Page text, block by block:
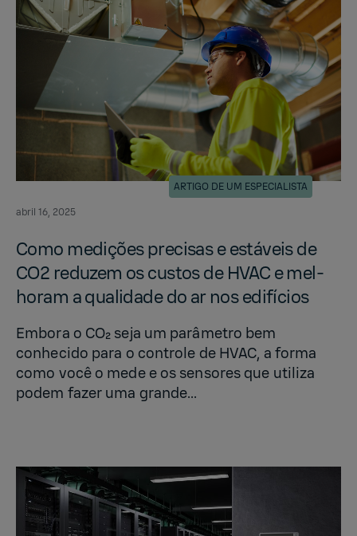
abril 16, 2025
ARTIGO DE UM ESPECIALISTA
Como medições pre­cisas e estáveis de
CO2 re­duzem os cus­tos de HVAC e mel­
ho­ram a qual­i­dade do ar nos edifícios
Embora o CO₂ seja um parâmetro bem
conhecido para o controle de HVAC, a forma
como você o mede e os sensores que utiliza
podem fazer uma grande...